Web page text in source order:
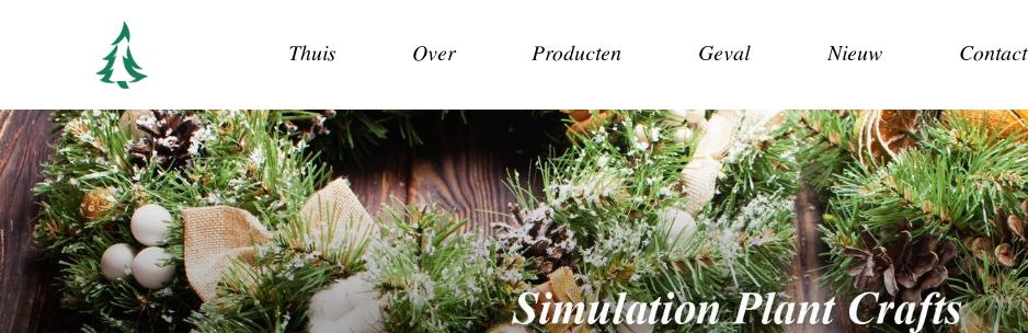
Thuis Over Producten Geval Nieuw Contact